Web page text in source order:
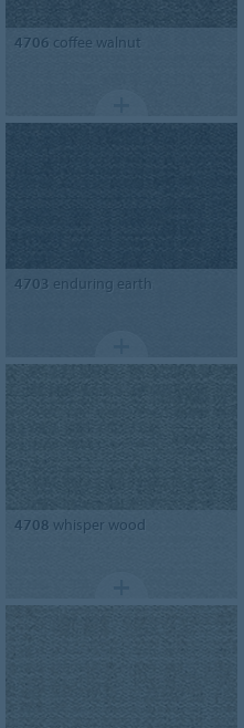
4706 coffee walnut
4703 enduring earth
4708 whisper wood